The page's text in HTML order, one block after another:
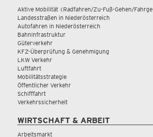
Aktive Mobilität (Radfahren/Zu-Fuß-Gehen/
Landesstraßen in Niederösterreich
Autofahren in Niederösterreich
Bahninfrastruktur
Güterverkehr
KFZ-Überprüfung & Genehmigung
LKW Verkehr
Luftfahrt
Mobilitätsstrategie
Öffentlicher Verkehr
Schifffahrt
Verkehrssicherheit
WIRTSCHAFT & ARBEIT
Arbeitsmarkt